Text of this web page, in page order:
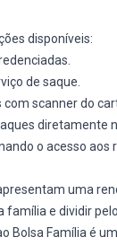
disponíveis:
de saque.
scanner do
diretamente
o acesso aos
uma
e dividir
Bolsa Família é